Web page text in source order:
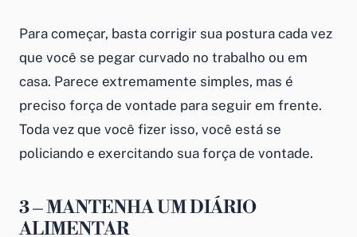
Para começar, basta corrigir sua postura cada vez
que você se pegar curvado no trabalho ou em
casa. Parece extremamente simples, mas é
preciso força de vontade para seguir em frente.
Toda vez que você fizer isso, você está se
policiando e exercitando sua força de vontade.
3 – MANTENHA UM DIÁRIO
ALIMENTAR